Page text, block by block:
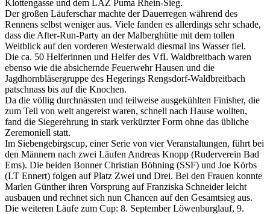
Klottengasse und dem LAZ Puma Rhein-Sieg.
Der großen Läuferschar machte der Dauerregen während des
Rennens selbst weniger aus. Viele fanden es allerdings sehr schade,
dass die After-Run-Party an der Malberghütte mit dem tollen
Weitblick auf den vorderen Westerwald diesmal ins Wasser fiel.
Die ca. 50 Helferinnen und Helfer des VfL Waldbreitbach waren
ebenso wie die absichernde Feuerwehr Hausen und die
Jagdhornbläsergruppe des Hegerings Rengsdorf-Waldbreitbach
patschnass bis auf die Knochen.
Da die völlig durchnässten und teilweise ausgekühlten Finisher, die
zum Teil von weit angereist waren, schnell nach Hause wollten,
fand die Siegerehrung in stark verkürzter Form ohne das übliche
Zeremoniell statt.
Im Siebengebirgscup, einer Serie von vier Veranstaltungen, führt bei
den Männern nach zwei Läufen Andreas Knopp (Ruderverein Bad
Ems). Die beiden Bonner Christian Böhning (SSF) und Joe Körbs
(LT Ennert) folgen auf Platz Zwei und Drei. Bei den Frauen konnte
Marlen Günther ihren Vorsprung auf Franziska Schneider leicht
ausbauen und rechnet sich nun Chancen auf den Gesamtsieg aus.
Die weiteren Läufe zum Cup: 8. September Löwenburglauf, 9.